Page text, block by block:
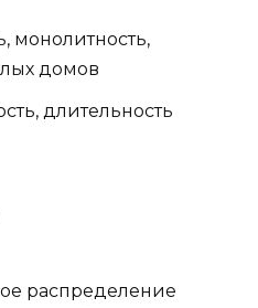
монолитность,
домов
длительность
распределение